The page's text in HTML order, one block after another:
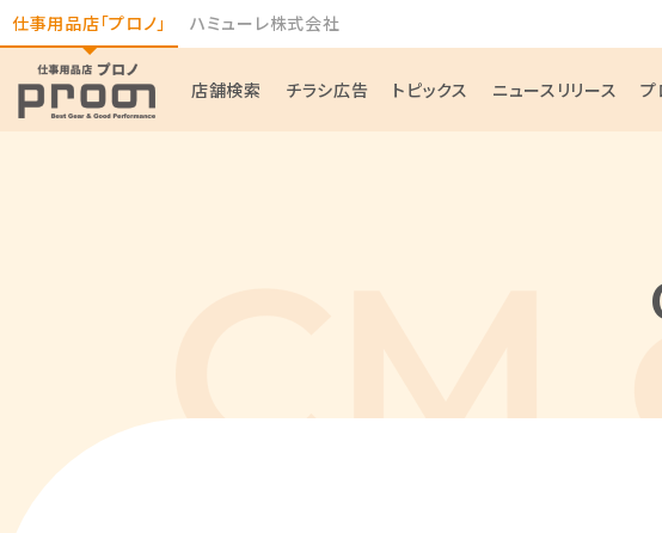
仕事用品店「プロノ」 ハミューレ株式会社
店舗検索 チラシ広告 トピックス ニュースリリース プ